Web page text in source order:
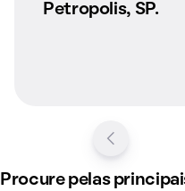
Petropolis, SP.
Procure pelas